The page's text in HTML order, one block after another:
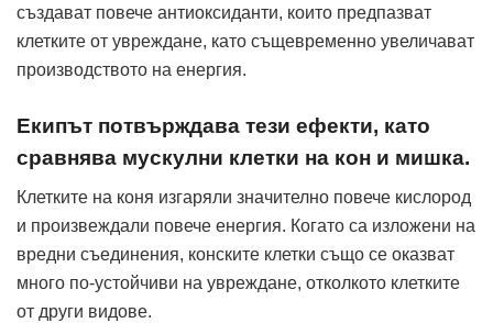
създават повече антиоксиданти, които предпазват
клетките от увреждане, като същевременно увеличават
производството на енергия.
Екипът потвърждава тези ефекти, като
сравнява мускулни клетки на кон и мишка.
Клетките на коня изгаряли значително повече кислород
и произвеждали повече енергия. Когато са изложени на
вредни съединения, конските клетки също се оказват
много по-устойчиви на увреждане, отколкото клетките
от други видове.